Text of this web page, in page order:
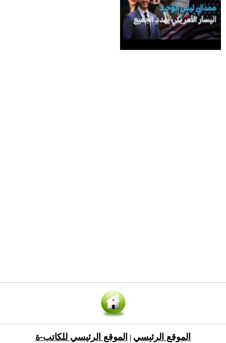
الموقع الرئيسي الموقع الرئيسي للكاتب-ة